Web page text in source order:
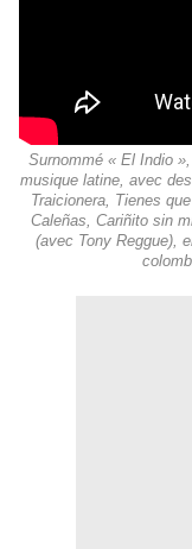
Surnommé « El Indio
musique latine, avec
Traicionera, Tienes
Caleñas, Cariñito sin
(avec Tony Reggue),